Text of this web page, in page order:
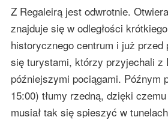
Z Regaleirą jest odwrotnie.
znajduje się w odległości
historycznego centrum i już przed
się turystami, którzy przyjechali z
późniejszymi pociągami. Późnym
15:00) tłumy rzedną, dzięki
musiał tak się spieszyć w